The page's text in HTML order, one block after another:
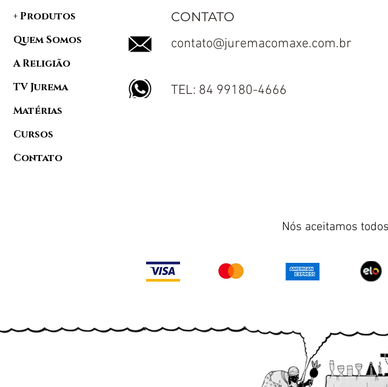
+ Produtos
Quem Somos
A Religião
TV Jurema
Matérias
Cursos
Contato
CONTATO
contato@juremacomaxe.com.br
TEL: 84 99180-4666
Nós aceitamos